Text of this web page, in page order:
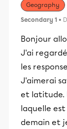
Geography
Secondary 1 •
Bonjour
J'ai
les
J'aimerai
et latitude.
laquelle
demain et